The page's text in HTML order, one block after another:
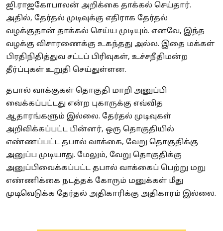
ஜி.ராஜகோபாலன் அறிக்கை தாக்கல் செய்தார்.
அதில், தேர்தல் முடிவுக்கு எதிராக தேர்தல்
வழக்குதான் தாக்கல் செய்ய முடியும். எனவே, இந்த
வழக்கு விசாரணைக்கு உகந்தது அல்ல. இதை மக்கள்
பிரதிநிதித்துவ சட்டப் பிரிவுகள், உச்சநீதிமன்ற
தீர்ப்புகள் உறுதி செய்துள்ளன.
தபால் வாக்குகள் தொகுதி மாறி அனுப்பி
வைக்கப்பட்டது என்ற புகாருக்கு எவ்வித
ஆதாரங்களும் இல்லை. தேர்தல் முடிவுகள்
அறிவிக்கப்பட்ட பின்னர், ஒரு தொகுதியில்
எண்ணப்பட்ட தபால் வாக்கை, வேறு தொகுதிக்கு
அனுப்ப முடியாது. மேலும், வேறு தொகுதிக்கு
அனுப்பிவைக்கப்பட்ட தபால் வாக்கைப் பெற்று மறு
எண்ணிக்கை நடத்தக் கோரும் மனுக்கள் மீது
முடிவெடுக்க தேர்தல் அதிகாரிக்கு அதிகாரம் இல்லை.